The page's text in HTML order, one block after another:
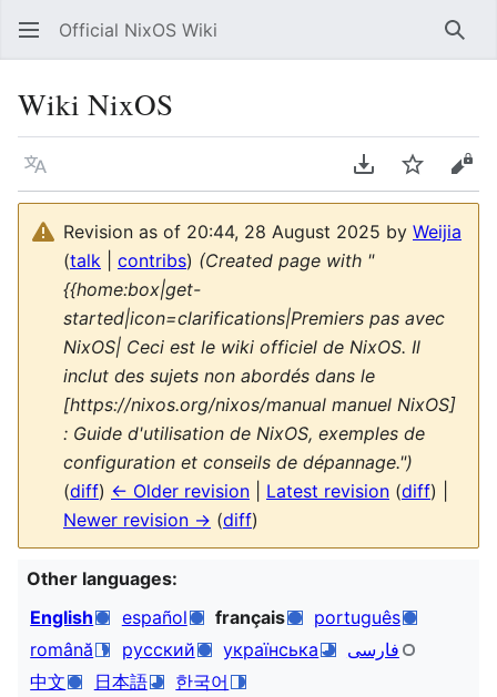
Official NixOS Wiki
Wiki NixOS
Language Download PDF
Watch
Revision as of 20:44, 28 August 2025 by Weijia
(talk contribs) (Created page with "
{{home:box|get-
started|icon=clarifications|Premiers pas avec
NixOS| Ceci est le wiki officiel de NixOS. Il
inclut des sujets non abordés dans le
[https://nixos.org/nixos/manual manuel NixOS]
: Guide d'utilisation de NixOS, exemples de
configuration et conseils de dépannage.")
(diff) ← Older revision Latest revision (diff) |
Newer revision → (diff)
Other languages:
English
español français
português
română
русский українська
فارسی
中文
日本語 한국어